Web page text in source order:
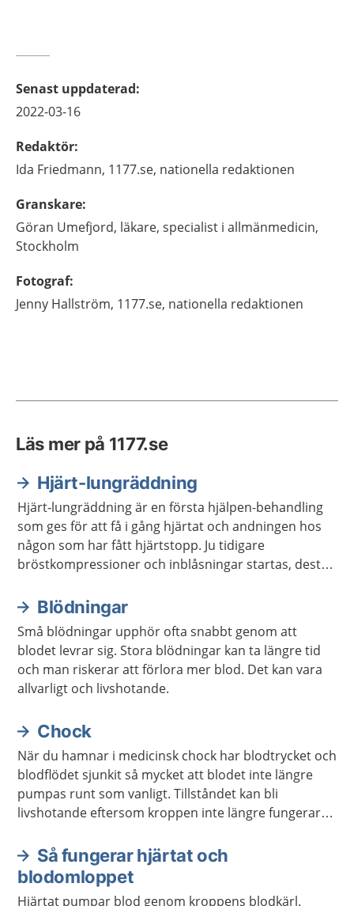
Senast uppdaterad:
2022-03-16
Redaktör:
Ida Friedmann, 1177.se, nationella redaktionen
Granskare:
Göran Umefjord, läkare, specialist i allmänmedicin,
Stockholm
Fotograf:
Jenny Hallström, 1177.se, nationella redaktionen
Läs mer på 1177.se
Hjärt-lungräddning
Hjärt-lungräddning är en första hjälpen-behandling
som ges för att få i gång hjärtat och andningen hos
någon som har fått hjärtstopp. Ju tidigare
bröstkompressioner och inblåsningar startas, desto
lungräddning brukar förkortas HLR.
Blödningar
Små blödningar upphör ofta snabbt genom att
blodet levrar sig. Stora blödningar kan ta längre tid
och man riskerar att förlora mer blod. Det kan vara
allvarligt och livshotande.
Chock
När du hamnar i medicinsk chock har blodtrycket och
blodflödet sjunkit så mycket att blodet inte längre
pumpas runt som vanligt. Tillståndet kan bli
livshotande eftersom kroppen inte längre fungerar
Så fungerar hjärtat och
blodomloppet
Hjärtat pumpar blod genom kroppens blodkärl.